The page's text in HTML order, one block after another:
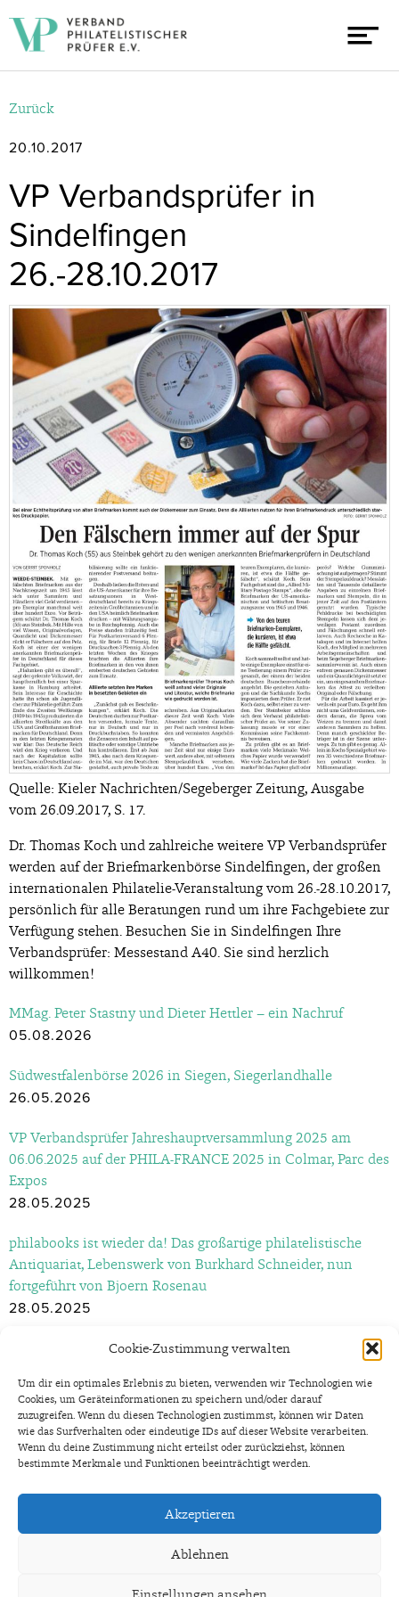
Cookie-Zustimmung verwalten
Um dir ein optimales Erlebnis zu bieten, verwenden wir Technologien wie
Cookies, um Geräteinformationen zu speichern und/oder darauf
zuzugreifen. Wenn du diesen Technologien zustimmst, können wir Daten
wie das Surfverhalten oder eindeutige IDs auf dieser Website verarbeiten.
Wenn du deine Zustimmung nicht erteilst oder zurückziehst, können
bestimmte Merkmale und Funktionen beeinträchtigt werden.
Akzeptieren
Ablehnen
Zurück
20.10.2017
VP Verbandsprüfer in
Sindelfingen
26.-28.10.2017
Quelle: Kieler Nachrichten/Segeberger Zeitung, Ausgabe
vom 26.09.2017, S. 17.
Dr. Thomas Koch und zahlreiche weitere VP Verbandsprüfer
werden auf der Briefmarkenbörse Sindelfingen, der großen
internationalen Philatelie-Veranstaltung vom 26.-28.10.2017,
persönlich für alle Beratungen rund um ihre Fachgebiete zur
Verfügung stehen. Besuchen Sie in Sindelfingen Ihre
Verbandsprüfer: Messestand A40. Sie sind herzlich
willkommen!
MMag. Peter Stastny und Dieter Hettler – ein Nachruf
05.08.2026
Südwestfalenbörse 2026 in Siegen, Siegerlandhalle
26.05.2026
VP Verbandsprüfer Jahreshauptversammlung 2025 am
06.06.2025 auf der PHILA-FRANCE 2025 in Colmar, Parc des
Expos
28.05.2025
philabooks ist wieder da! Das großartige philatelistische
Antiquariat, Lebenswerk von Burkhard Schneider, nun
fortgeführt von Bjoern Rosenau
28.05.2025
Herzlich willkommen auf der „BiggePhila“, der
16.11.2024
Südwestfalenbörse 2024 Siegen, Briefmarken | Münzen |
Sonderpostamt